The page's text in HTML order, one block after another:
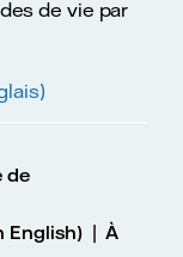
de vie par
de
English)|À